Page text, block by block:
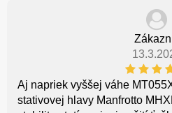
Aj napriek vyššej váhe
stativovej hlavy Manfrotto